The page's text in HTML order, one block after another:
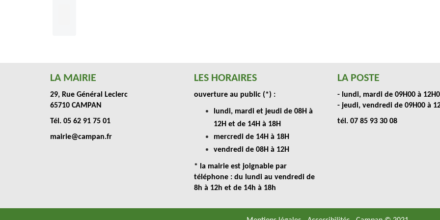
LA MAIRIE
29, Rue Général Leclerc
65710 CAMPAN
Tél. 05 62 91 75 01
mairie@campan.fr
LES HORAIRES
ouverture au public (*) :
lundi, mardi et jeudi de 08H à
12H et de 14H à 18H
mercredi de 14H à 18H
vendredi de 08H à 12H
* la mairie est joignable par
téléphone : du lundi au vendredi de
8h à 12h et de 14h à 18h
LA POSTE
- lundi, mardi de 09H00 à
- jeudi, vendredi de 09H00 à
tél. 07 85 93 30 08